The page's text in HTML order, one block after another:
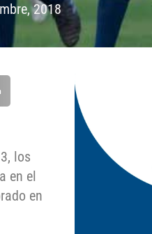
2018
los
en el
en